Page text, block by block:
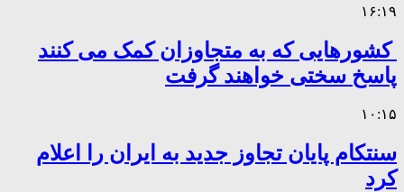
۱۶:۱۹
کشورهایی که به متجاوزان کمک می کنند
پاسخ سختی خواهند گرفت
۱۰:۱۵
سنتکام پایان تجاوز جدید به ایران را اعلام
کرد